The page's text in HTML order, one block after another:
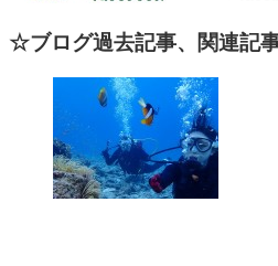
☆ブログ過去記事、関連記